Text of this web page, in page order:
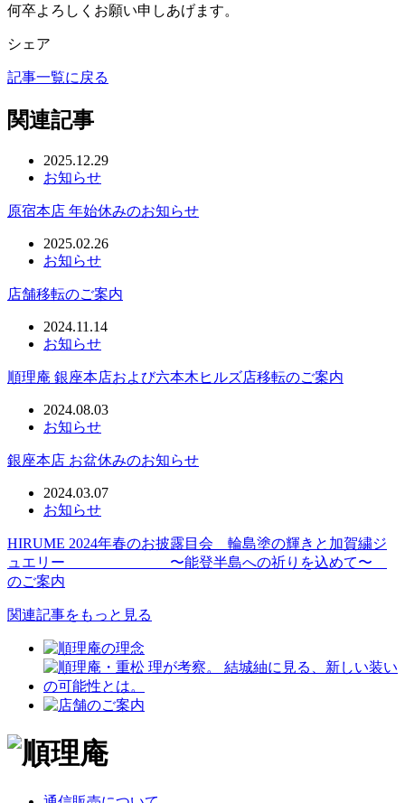
何卒よろしくお願い申しあげます。
シェア
記事一覧に戻る
関連記事
2025.12.29
お知らせ
原宿本店 年始休みのお知らせ
2025.02.26
お知らせ
店舗移転のご案内
2024.11.14
お知らせ
順理庵 銀座本店および六本木ヒルズ店移転のご案内
2024.08.03
お知らせ
銀座本店 お盆休みのお知らせ
2024.03.07
お知らせ
HIRUME 2024年春のお披露目会 輪島塗の輝きと加賀繍ジ
ュエリー 〜能登半島への祈りを込めて〜
のご案内
関連記事をもっと見る